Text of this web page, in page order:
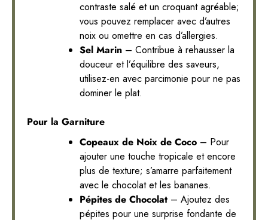
contraste salé et un croquant agréable;
vous pouvez remplacer avec d’autres
noix ou omettre en cas d’allergies.
Sel Marin – Contribue à rehausser la
douceur et l’équilibre des saveurs,
utilisez-en avec parcimonie pour ne pas
dominer le plat.
Pour la Garniture
Copeaux de Noix de Coco – Pour
ajouter une touche tropicale et encore
plus de texture; s’amarre parfaitement
avec le chocolat et les bananes.
Pépites de Chocolat – Ajoutez des
pépites pour une surprise fondante de